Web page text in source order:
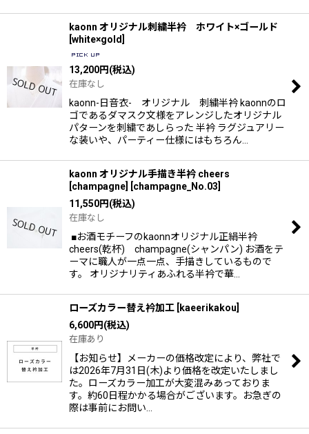
kaonn オリジナル刺繍半衿 ホワイト×ゴールド
white×gold
13,200円(税込)
在庫なし
kaonn-日音衣- オリジナル 刺繍半衿 kaonnのロ
ゴであるダマスク文様をアレンジしたオリジナル
パターンを刺繍であしらった 半衿 ラグジュアリー
な装いや、パーティー仕様にはもちろん…
kaonn オリジナル手描き半衿 cheers
[champagne]
champagne_No.03
11,550円(税込)
在庫なし
■お酒モチーフのkaonnオリジナル正絹半衿
cheers(乾杯) champagne(シャンパン) お酒をテ
ーマに職人が一点一点、手描きしているもので
す。 オリジナリティあふれる半衿で華…
ローズカラー替え衿加工 kaeerikakou
6,600円(税込)
在庫あり
【お知らせ】メーカーの価格改定により、弊社で
は2026年7月31日(木)より価格を改定いたしまし
た。ローズカラー加工が大変混みあっておりま
す。約60日程かかる場合がございます。お急ぎの
際は事前にお問い…